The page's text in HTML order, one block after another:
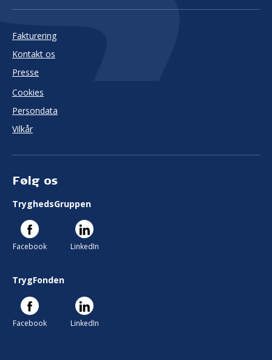
Fakturering
Kontakt os
Presse
Cookies
Persondata
Vilkår
Følg os
TryghedsGruppen
Facebook LinkedIn
TrygFonden
Facebook LinkedIn